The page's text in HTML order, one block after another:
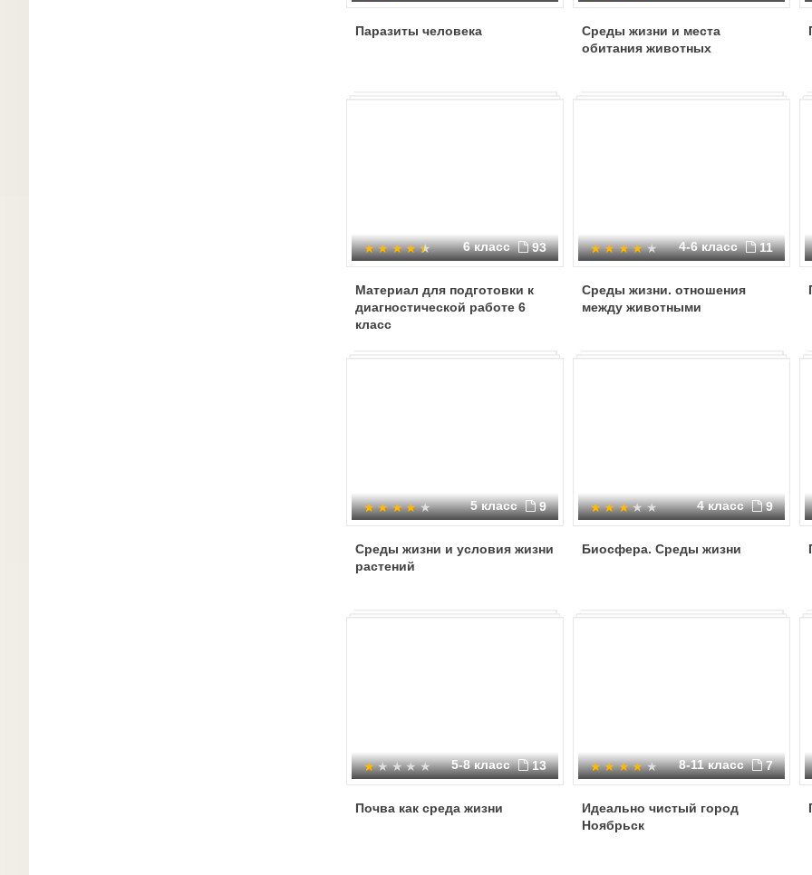
Паразиты человека
Среды жизни и места
обитания животных
6 класс 93
Материал для подготовки к
диагностической работе 6
класс
4-6 класс 11
Среды жизни. отношения
между животными
5 класс 9
Среды жизни и условия жизни
растений
4 класс 9
Биосфера. Среды жизни
5-8 класс 13
Почва как среда жизни
8-11 класс 7
Идеально чистый город
Ноябрьск